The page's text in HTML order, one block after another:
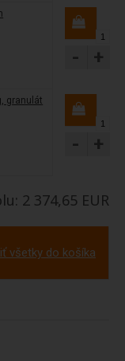
- +
granulát
- +
2 374,65 EUR
všetky do košíka